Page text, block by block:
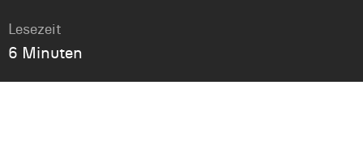
Lesezeit
6 Minuten